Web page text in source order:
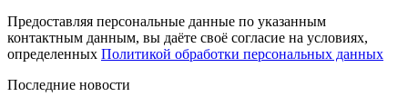
Предоставляя персональные данные по указанным
контактным данным, вы даёте своё согласие на условиях,
определенных Политикой обработки персональных данных
Последние новости